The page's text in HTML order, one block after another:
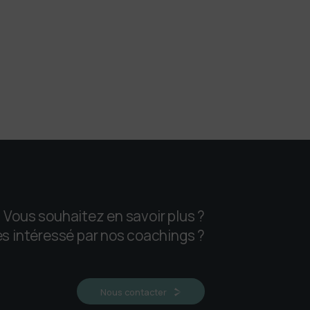
Vous souhaitez en savoir plus ?
intéressé par nos coachings ?
Nous contacter